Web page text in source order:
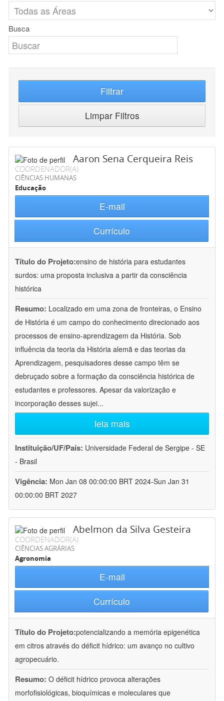
Busca
Filtrar
Limpar Filtros
Aaron Sena Cerqueira Reis
COORDENADOR(A)
CIÊNCIAS HUMANAS
Educação
E-mail
Currículo
Título do Projeto:ensino de história para estudantes
surdos: uma proposta inclusiva a partir da consciência
histórica
Resumo: Localizado em uma zona de fronteiras, o Ensino
de História é um campo do conhecimento direcionado aos
processos de ensino-aprendizagem da História. Sob
influência da teoria da História alemã e das teorias da
Aprendizagem, pesquisadores desse campo têm se
debruçado sobre a formação da consciência histórica de
estudantes e professores. Apesar da valorização e
incorporação desses sujei...
leia mais
Instituição/UF/País: Universidade Federal de Sergipe - SE
- Brasil
Vigência: Mon Jan 08 00:00:00 BRT 2024-Sun Jan 31
00:00:00 BRT 2027
Abelmon da Silva Gesteira
COORDENADOR(A)
CIÊNCIAS AGRÁRIAS
Agronomia
E-mail
Currículo
Título do Projeto:potencializando a memória epigenética
em citros através do déficit hídrico: um avanço no cultivo
agropecuário.
Resumo: O déficit hídrico provoca alterações
morfofisiológicas, bioquímicas e moleculares que